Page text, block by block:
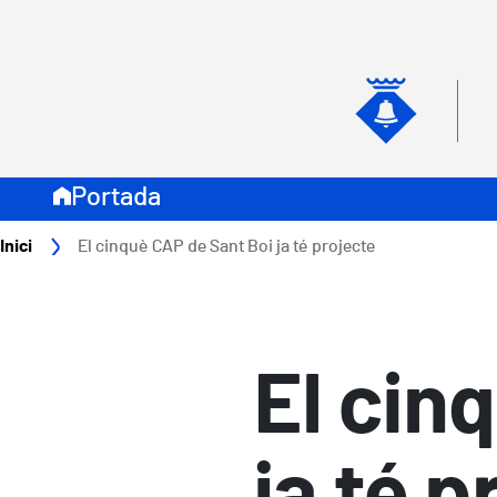
Navegació secundari
Portada
Fil d'ariadna
Inici El cinquè CAP de Sant Boi ja té projecte
El